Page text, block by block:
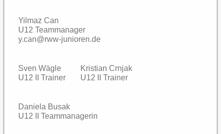
Yilmaz Can
U12 Teammanager
y.can@rww-junioren.de
Sven Wägle
U12 II Trainer
Kristian Crnjak
U12 II Trainer
Daniela Busak
U12 II Teammanagerin